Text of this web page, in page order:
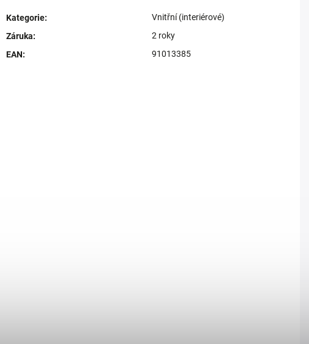
Kategorie:
Vnitřní (interiérové)
Záruka:
2 roky
EAN: 91013385